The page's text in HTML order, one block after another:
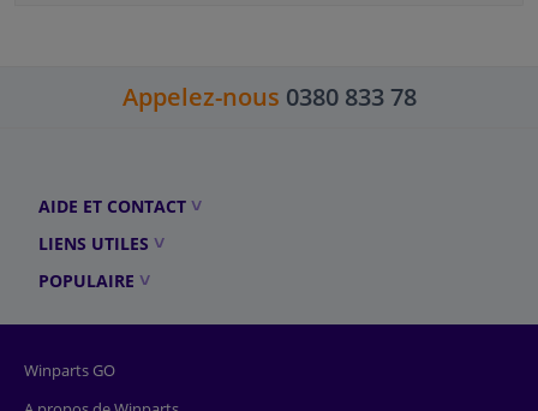
Appelez-nous 0380 833 78
AIDE ET CONTACT
LIENS UTILES
POPULAIRE
Winparts GO